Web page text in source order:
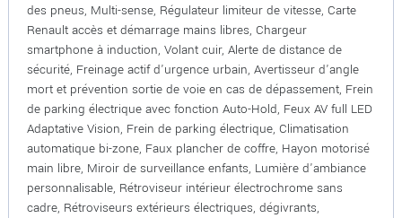
des pneus, Multi-sense, Régulateur limiteur de vitesse, Carte
Renault accès et démarrage mains libres, Chargeur
smartphone à induction, Volant cuir, Alerte de distance de
sécurité, Freinage actif d'urgence urbain, Avertisseur d'angle
mort et prévention sortie de voie en cas de dépassement, Frein
de parking électrique avec fonction Auto-Hold, Feux AV full LED
Adaptative Vision, Frein de parking électrique, Climatisation
automatique bi-zone, Faux plancher de coffre, Hayon motorisé
main libre, Miroir de surveillance enfants, Lumière d'ambiance
personnalisable, Rétroviseur intérieur électrochrome sans
cadre, Rétroviseurs extérieurs électriques, dégivrants,